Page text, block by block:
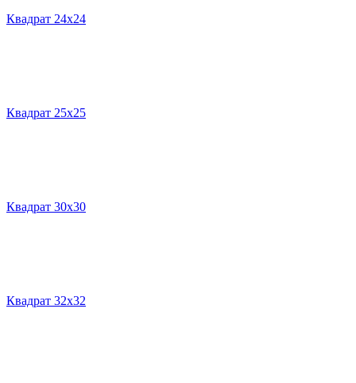
Квадрат 24х24
Квадрат 25х25
Квадрат 30х30
Квадрат 32х32